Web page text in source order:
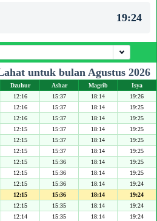
19:24
untuk bulan Agustus 2026
Dzuhur Ashar Magrib
Isya
12:16 15:37 18:14
19:26
12:16 15:37 18:14
19:25
12:16 15:37 18:14
19:25
12:15 15:37 18:14
19:25
12:15 15:37 18:14
19:25
12:15 15:37 18:14
19:25
12:15 15:36 18:14
19:25
12:15 15:36 18:14
19:25
12:15 15:36 18:14
19:24
12:15 15:36 18:14
19:24
12:15 15:35 18:14
19:24
12:14 15:35 18:14
19:24